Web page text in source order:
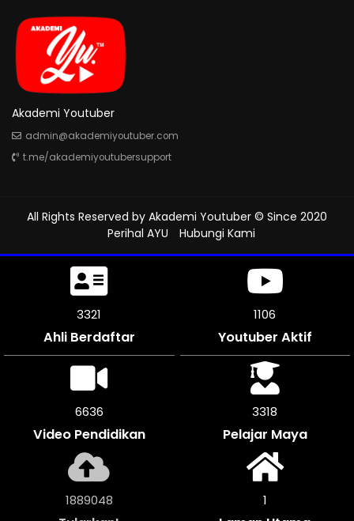
Akademi Youtuber
admin@akademiyoutuber.com
t.me/akademiyoutubersupport
All Rights Reserved by Akademi Youtuber © Since 2020
Perihal AYU
Hubungi Kami
3708
Ahli Berdaftar
1236
Youtuber Aktif
7416
Video Pendidikan
3705
Pelajar Maya
2109380 1